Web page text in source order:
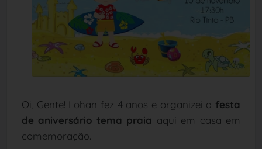
Oi, Gente! Lohan fez 4 anos e organizei a festa
de aniversário tema praia aqui em casa em
comemoração.